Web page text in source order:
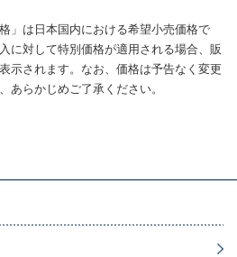
」は日本国内における希望小売価格で
に対して特別価格が適用される場合、販
示されます。なお、価格は予告なく変更
あらかじめご了承ください。